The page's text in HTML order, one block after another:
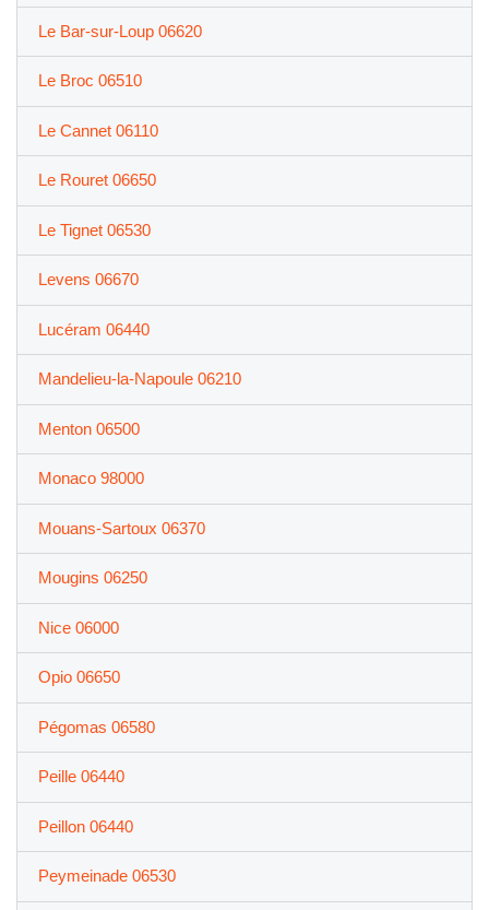
Le Bar-sur-Loup 06620
Le Broc 06510
Le Cannet 06110
Le Rouret 06650
Le Tignet 06530
Levens 06670
Lucéram 06440
Mandelieu-la-Napoule 06210
Menton 06500
Monaco 98000
Mouans-Sartoux 06370
Mougins 06250
Nice 06000
Opio 06650
Pégomas 06580
Peille 06440
Peillon 06440
Peymeinade 06530